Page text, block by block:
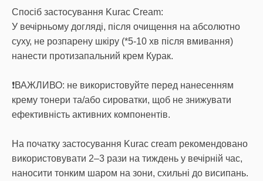
Спосіб застосування Kurac Cream:
У вечірньому догляді, після очищення на абсолютно
суху, не розпарену шкіру (*5-10 хв після вмивання)
нанести протизапальний крем Курак.
❗️ВАЖЛИВО: не використовуйте перед нанесенням
крему тонери та/або сироватки, щоб не знижувати
ефективність активних компонентів.
На початку застосування Kurac cream рекомендовано
використовувати 2–3 рази на тиждень у вечірній час,
наносити тонким шаром на зони, схильні до висипань.